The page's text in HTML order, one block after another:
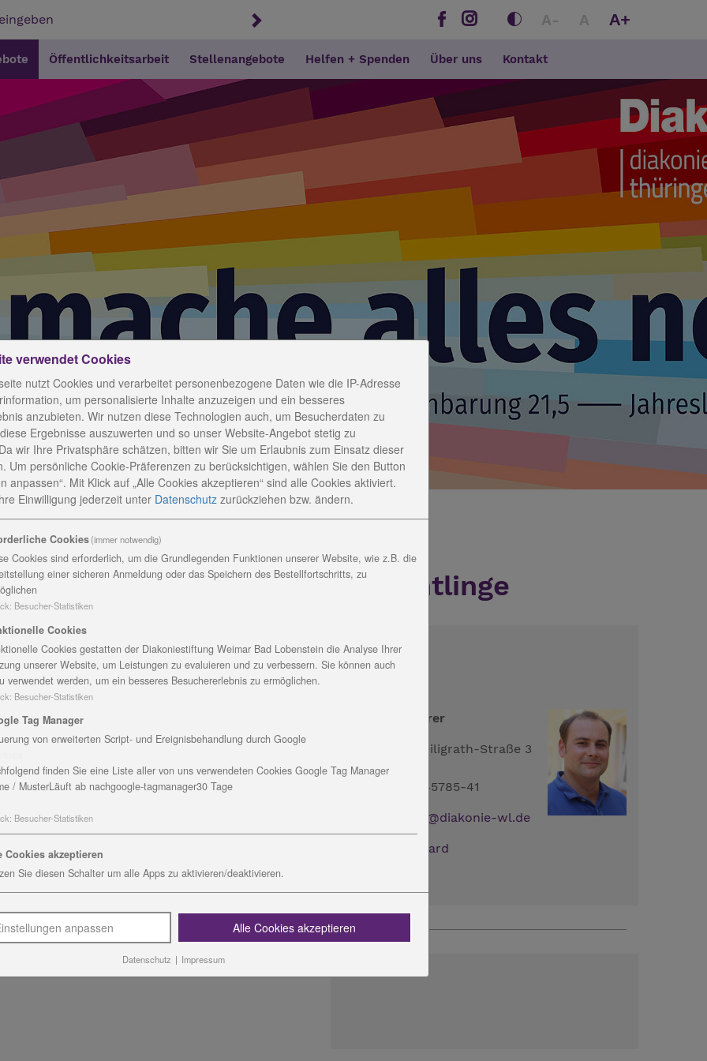
A- A A+
Öffentlichkeitsarbeit Stellenangebote Helfen + Spenden Über uns Kontakt
Beratungs- und Unterstützungsangebote für Flüchtlinge
für Flüchtlinge
helfen wir zugezogenen
nach Ausbildungs- und
Benjamin Egerer
Ferdinand-Freiligrath-Straße 3
99423 Weimar
Tel.: 03643 - 45785-41
@diakonie-wl.de
vCard
verwendet Cookies
nutzt Cookies und verarbeitet personenbezogene Daten wie die IP-Adresse
um personalisierte Inhalte anzuzeigen und ein besseres
anzubieten. Wir nutzen diese Technologien auch, um Besucherdaten zu
Ergebnisse auszuwerten und so unser Website-Angebot stetig zu
wir Ihre Privatsphäre schätzen, bitten wir Sie um Erlaubnis zum Einsatz dieser
Um persönliche Cookie-Präferenzen zu berücksichtigen, wählen Sie den Button
anpassen“. Mit Klick auf „Alle Cookies akzeptieren“ sind alle Cookies aktiviert.
Einwilligung jederzeit unter Datenschutz zurückziehen bzw. ändern.
Cookies(immer notwendig)
Cookies sind erforderlich, um die Grundlegenden Funktionen unserer Website, wie z.B. die
einer sicheren Anmeldung oder das Speichern des Bestellfortschritts, zu
: Besucher-Statistiken
Cookies
Cookies gestatten der Diakoniestiftung Weimar Bad Lobenstein die Analyse Ihrer
unserer Website, um Leistungen zu evaluieren und zu verbessern. Sie können auch
verwendet werden, um ein besseres Besuchererlebnis zu ermöglichen.
: Besucher-Statistiken
Tag Manager
von erweiterten Script- und Ereignisbehandlung durch Google
finden Sie eine Liste aller von uns verwendeten Cookies Google Tag Manager
/ MusterLäuft ab nachgoogle-tagmanager30 Tage
: Besucher-Statistiken
Cookies akzeptieren
Sie diesen Schalter um alle Apps zu aktivieren/deaktivieren.
anpassen Alle Cookies akzeptieren
Datenschutz | Impressum